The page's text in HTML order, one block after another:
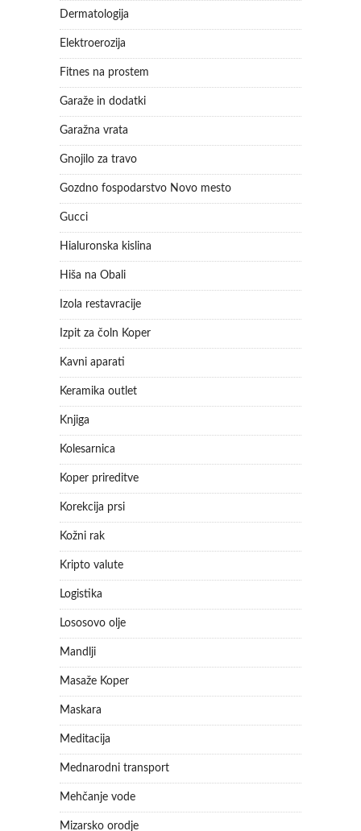
Dermatologija
Elektroerozija
Fitnes na prostem
Garaže in dodatki
Garažna vrata
Gnojilo za travo
Gozdno fospodarstvo Novo mesto
Gucci
Hialuronska kislina
Hiša na Obali
Izola restavracije
Izpit za čoln Koper
Kavni aparati
Keramika outlet
Knjiga
Kolesarnica
Koper prireditve
Korekcija prsi
Kožni rak
Kripto valute
Logistika
Lososovo olje
Mandlji
Masaže Koper
Maskara
Meditacija
Mednarodni transport
Mehčanje vode
Mizarsko orodje